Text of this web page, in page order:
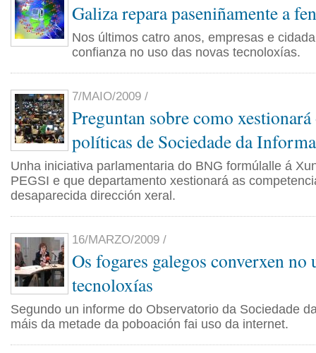
Galiza repara paseniñamente a
Nos últimos catro anos, empresas e
confianza no uso das novas tecnoloxías.
7/MAIO/2009 /
Preguntan sobre como
políticas de Sociedade da
Unha iniciativa parlamentaria do BNG formúlalle á
PEGSI e que departamento xestionará as
desaparecida dirección xeral.
16/MARZO/2009 /
Os fogares galegos converxen no
tecnoloxías
Segundo un informe do Observatorio da Sociedade
máis da metade da poboación fai uso da internet.